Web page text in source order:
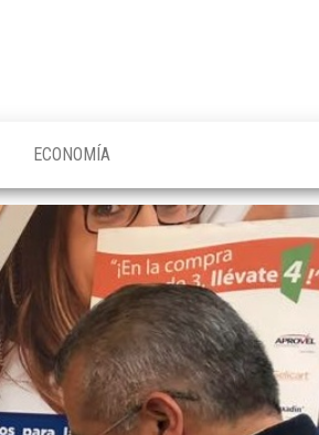
ECONOMÍA